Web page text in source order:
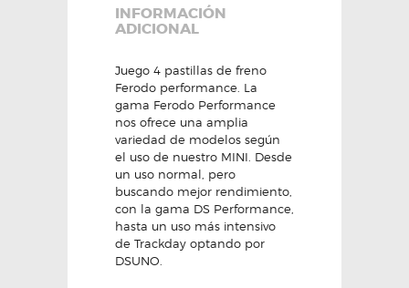
INFORMACIÓN
ADICIONAL
Juego 4 pastillas de freno
Ferodo performance. La
gama Ferodo Performance
nos ofrece una amplia
variedad de modelos según
el uso de nuestro MINI. Desde
un uso normal, pero
buscando mejor rendimiento,
con la gama DS Performance,
hasta un uso más intensivo
de Trackday optando por
DSUNO.